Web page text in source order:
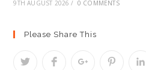
9TH AUGUST 2026 / 0 COMMENTS
Please Share This